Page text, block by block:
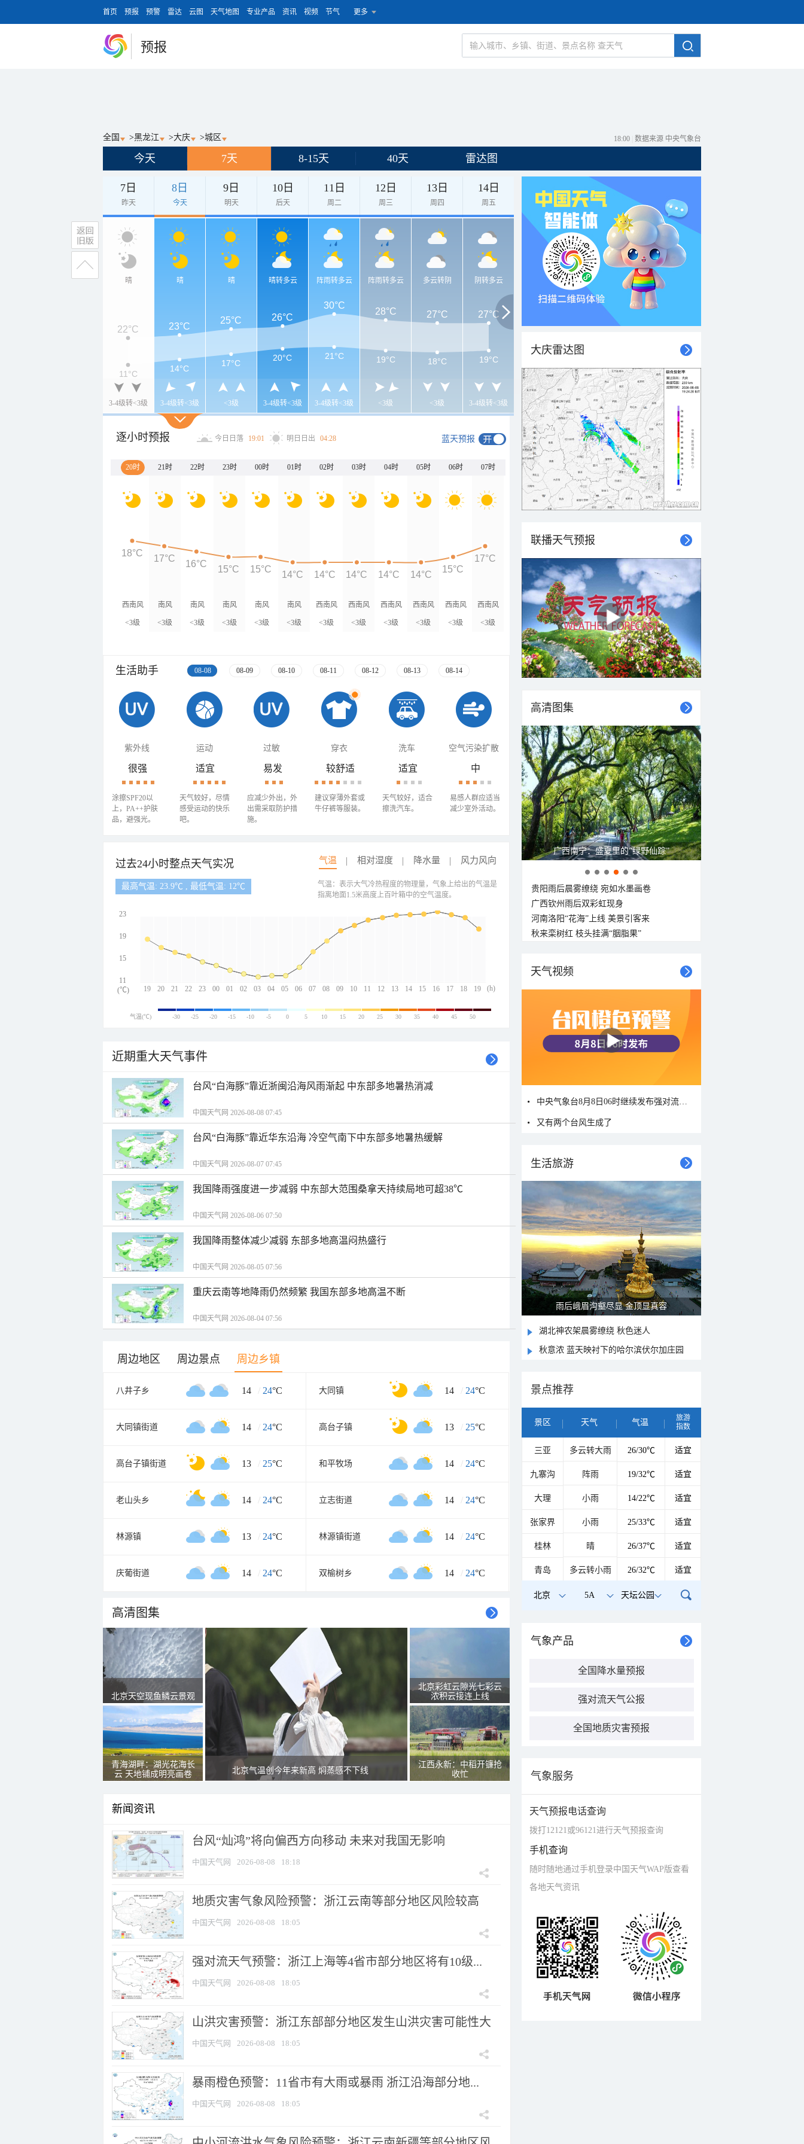
首页 预报 预警 雷达 云图 天气地图 专业产品 资讯 视频 节气 更多
预报
全国 >黑龙江 >大庆 >城区 18:00 数据来源 中央气象台
今天 7天 8-15天 40天 雷达图
7日
昨天
8日
今天
9日
明天
10日
后天
11日
周二
12日
周三
13日
周四
14日
周五
晴
3-4级转<3级
晴
3-4级转<3级
晴
<3级
晴转多云
3-4级转<3级
阵雨转多云
3-4级转<3级
阵雨转多云
<3级
多云转阴
<3级
阴转多云
3-4级转<3级
22°C 23°C
25°C 26°C
30°C
28°C 27°C 27°C
11°C
14°C
17°C
20°C 21°C 19°C 18°C 19°C
逐小时预报 今日日落 19:01 明日日出 04:28 蓝天预报
20时 21时 22时 23时 00时 01时 02时 03时 04时 05时 06时 07时
西南风
<3级
南风
<3级
南风
<3级
南风
<3级
南风
<3级
南风
<3级
西南风
<3级
西南风
<3级
西南风
<3级
西南风
<3级
西南风
<3级
西南风
<3级
18°C
17°C
16°C
15°C 15°C
14°C 14°C 14°C 14°C 14°C
15°C
17°C
生活助手 08-08 08-09 08-10 08-11 08-12 08-13 08-14
紫外线 运动 过敏 穿衣 洗车 空气污染扩散
很强
涂擦SPF20以
上，PA++护肤
品，避强光。
适宜
天气较好，尽情
感受运动的快乐
吧。
易发
应减少外出，外
出需采取防护措
施。
较舒适
建议穿薄外套或
牛仔裤等服装。
适宜
天气较好，适合
擦洗汽车。
中
易感人群应适当
减少室外活动。
过去24小时整点天气实况 气温 相对湿度 降水量 风力风向
最高气温: 23.9℃ , 最低气温: 12℃
19 20 21 22 23 00 01 02 03 04 05 06 07 08 09 10 11 12 13 14 15 16 17 18 19
23
19
15
11
(h)
(℃)
气温：表示大气冷热程度的物理量，气象上给出的气温是
指离地面1.5米高度上百叶箱中的空气温度。
气温(℃) -30 -25 -20 -15 -10 -5 0 5 10 15 20 25 30 35 40 45 50
近期重大天气事件
台风“白海豚”靠近浙闽沿海风雨渐起 中东部多地暑热消减
中国天气网 2026-08-08 07:45
台风“白海豚”靠近华东沿海 冷空气南下中东部多地暑热缓解
中国天气网 2026-08-07 07:45
我国降雨强度进一步减弱 中东部大范围桑拿天持续局地可超38℃
中国天气网 2026-08-06 07:50
我国降雨整体减少减弱 东部多地高温闷热盛行
中国天气网 2026-08-05 07:56
重庆云南等地降雨仍然频繁 我国东部多地高温不断
中国天气网 2026-08-04 07:56
周边地区 周边景点 周边乡镇
八井子乡 14 / 24°C 大同镇 14 / 24°C
大同镇街道 14 / 24°C 高台子镇 13 / 25°C
高台子镇街道 13 / 25°C 和平牧场 14 / 24°C
老山头乡 14 / 24°C 立志街道 14 / 24°C
林源镇 13 / 24°C 林源镇街道 14 / 24°C
庆葡街道 14 / 24°C 双榆树乡 14 / 24°C
高清图集
北京天空现鱼鳞云景观
青海湖畔：湖光花海长
云 天地铺成明亮画卷
北京气温创今年来新高 焖蒸感不下线
北京彩虹云隙光七彩云
浓积云接连上线
江西永新：中稻开镰抢
收忙
新闻资讯
台风“灿鸿”将向偏西方向移动 未来对我国无影响
中国天气网 2026-08-08 18:18
地质灾害气象风险预警：浙江云南等部分地区风险较高
中国天气网 2026-08-08 18:05
强对流天气预警：浙江上海等4省市部分地区将有10级...
中国天气网 2026-08-08 18:05
山洪灾害预警：浙江东部部分地区发生山洪灾害可能性大
中国天气网 2026-08-08 18:05
暴雨橙色预警：11省市有大雨或暴雨 浙江沿海部分地...
中国天气网 2026-08-08 18:05
大庆雷达图
联播天气预报
高清图集
广西南宁：盛夏里的“绿野仙踪”
贵阳雨后晨雾缭绕 宛如水墨画卷
广西钦州雨后双彩虹现身
河南洛阳“花海”上线 美景引客来
秋来栾树红 枝头挂满“胭脂果”
天气视频
又有两个台风生成了
生活旅游
雨后峨眉沟壑尽显 金顶显真容
湖北神农架晨雾缭绕 秋色迷人
秋意浓 蓝天映衬下的哈尔滨伏尔加庄园
景点推荐
景区 天气 气温
旅游
指数
三亚 多云转大雨 26/30℃ 适宜
九寨沟 阵雨 19/32℃ 适宜
大理 小雨 14/22℃ 适宜
张家界 小雨 25/33℃ 适宜
桂林 晴 26/37℃ 适宜
青岛 多云转小雨 26/32℃ 适宜
北京 5A 天坛公园
气象产品
全国降水量预报
强对流天气公报
全国地质灾害预报
气象服务
天气预报电话查询
拨打12121或96121进行天气预报查询
手机查询
随时随地通过手机登录中国天气WAP版查看
各地天气资讯